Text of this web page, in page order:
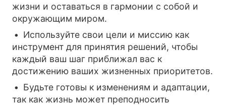
жизни и оставаться в гармонии с собой и
окружающим миром.
Используйте свои цели и миссию как
инструмент для принятия решений, чтобы
каждый ваш шаг приближал вас к
достижению ваших жизненных приоритетов.
Будьте готовы к изменениям и адаптации,
так как жизнь может преподносить